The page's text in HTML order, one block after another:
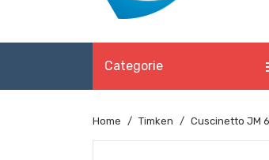
Categorie
Home Timken Cuscinetto JM